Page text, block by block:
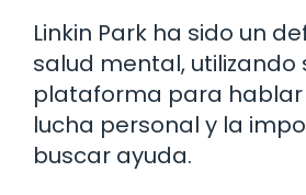
Linkin Park ha sido un
salud mental, utilizando
plataforma para hablar
lucha personal y la
buscar ayuda.